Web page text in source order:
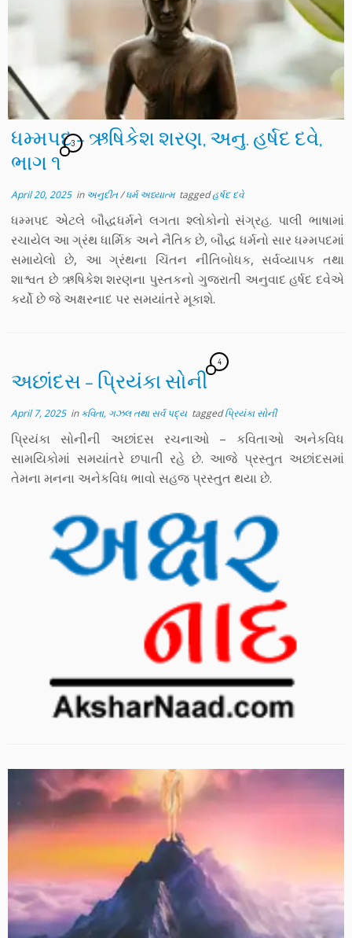
ધમ્મપદ – ઋષિકેશ શરણ, અનુ. હર્ષદ દવે,
ભાગ ૧
3
April 20, 2025in અનુદીત/ધર્મ અધ્યાત્મ taggedહર્ષદ દવે
ધમ્મપદ એટલે બૌદ્ધધર્મને લગતા શ્લોકોનો સંગ્રહ. પાલી ભાષામાં
રચાયેલ આ ગ્રંથ ધાર્મિક અને નૈતિક છે, બૌદ્ધ ધર્મનો સાર ધમ્મપદમાં
સમાયેલો છે, આ ગ્રંથના ચિંતન નીતિબોધક, સર્વવ્યાપક તથા
શાશ્વત છે ઋષિકેશ શરણના પુસ્તકનો ગુજરાતી અનુવાદ હર્ષદ દવેએ
કર્યો છે જે અક્ષરનાદ પર સમયાંતરે મૂકાશે.
અછાંદસ – પ્રિયંકા સોની
4
April 7, 2025inકવિતા, ગઝલ તથા સર્વ પદ્ય taggedપ્રિયંકા સોની
પ્રિયંકા સોનીની અછાંદસ રચનાઓ – કવિતાઓ અનેકવિધ
સામયિકોમાં સમયાંતરે છપાતી રહે છે. આજે પ્રસ્તુત અછાંદસમાં
તેમના મનના અનેકવિધ ભાવો સહજ પ્રસ્તુત થયા છે.